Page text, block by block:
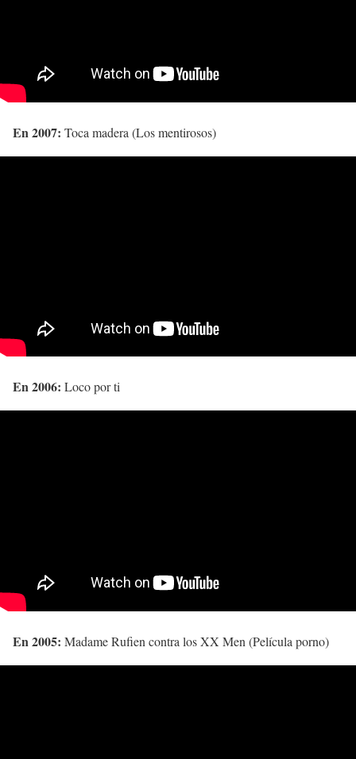
En 2007: Toca madera (Los mentirosos)
En 2006: Loco por ti
En 2005: Madame Rufien contra los XX Men (Película porno)